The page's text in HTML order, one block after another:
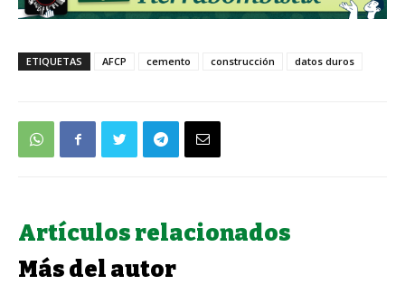
ETIQUETAS AFCP cemento construcción datos duros
Artículos relacionados
Más del autor